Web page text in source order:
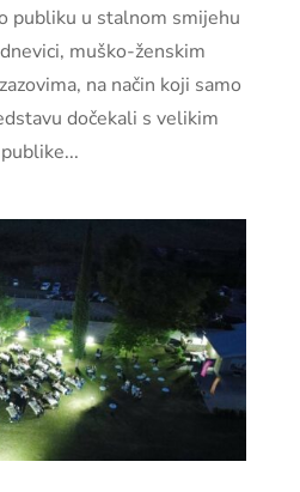
publiku u stalnom smijehu
muško-ženskim
na način koji samo
dočekali s velikim